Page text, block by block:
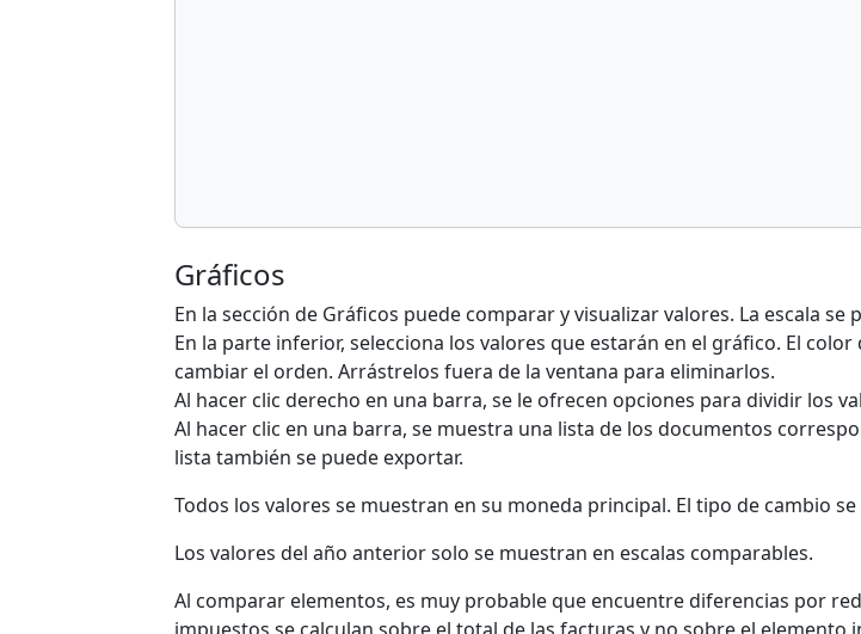
Gráficos
En la sección de Gráficos puede comparar y visualizar valores. La escala
En la parte inferior, selecciona los valores que estarán en el gráfico. El
cambiar el orden. Arrástrelos fuera de la ventana para eliminarlos.
Al hacer clic derecho en una barra, se le ofrecen opciones para dividir los
Al hacer clic en una barra, se muestra una lista de los documentos
lista también se puede exportar.
Todos los valores se muestran en su moneda principal. El tipo de cambio
Los valores del año anterior solo se muestran en escalas comparables.
Al comparar elementos, es muy probable que encuentre diferencias por
impuestos se calculan sobre el total de las facturas y no sobre el elemento